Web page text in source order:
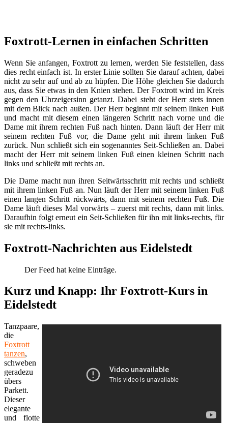
Foxtrott-Lernen in einfachen Schritten
Wenn Sie anfangen, Foxtrott zu lernen, werden Sie feststellen, dass
dies recht einfach ist. In erster Linie sollten Sie darauf achten, dabei
nicht zu sehr auf und ab zu hüpfen. Die Höhe gleichen Sie dadurch
aus, dass Sie etwas in den Knien stehen. Der Foxtrott wird im Kreis
gegen den Uhrzeigersinn getanzt. Dabei steht der Herr stets innen
mit dem Blick nach außen. Der Herr beginnt mit seinem linken Fuß
und macht mit diesem einen längeren Schritt nach vorne und die
Dame mit ihrem rechten Fuß nach hinten. Dann läuft der Herr mit
seinem rechten Fuß vor, die Dame geht mit ihrem linken Fuß
zurück. Nun schließt sich ein sogenanntes Seit-Schließen an. Dabei
macht der Herr mit seinem linken Fuß einen kleinen Schritt nach
links und schließt mit rechts an.
Die Dame macht nun ihren Seitwärtsschritt mit rechts und schließt
mit ihrem linken Fuß an. Nun läuft der Herr mit seinem linken Fuß
einen langen Schritt rückwärts, dann mit seinem rechten Fuß. Die
Dame läuft dieses Mal vorwärts – zuerst mit rechts, dann mit links.
Daraufhin folgt erneut ein Seit-Schließen für ihn mit links-rechts, für
sie mit rechts-links.
Foxtrott-Nachrichten aus Eidelstedt
Der Feed hat keine Einträge.
Kurz und Knapp: Ihr Foxtrott-Kurs in
Eidelstedt
Tanzpaare,
die
Foxtrott
tanzen,
schweben
geradezu
übers
Parkett.
Dieser
elegante
und flotte